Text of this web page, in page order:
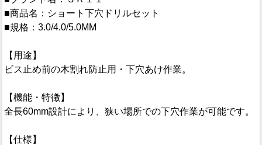
■商品名：ショート下穴ドリルセット
■規格：3.0/4.0/5.0MM
【用途】
ビス止め前の木割れ防止用・下穴あけ作業。
【機能・特徴】
全長60mm設計により、狭い場所での下穴作業が可能です。
【仕様】